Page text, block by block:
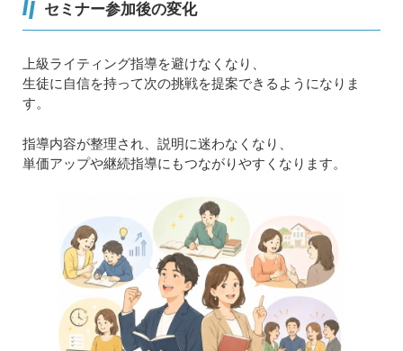
セミナー参加後の変化
上級ライティング指導を避けなくなり、
生徒に自信を持って次の挑戦を提案できるようになりま
す。
指導内容が整理され、説明に迷わなくなり、
単価アップや継続指導にもつながりやすくなります。